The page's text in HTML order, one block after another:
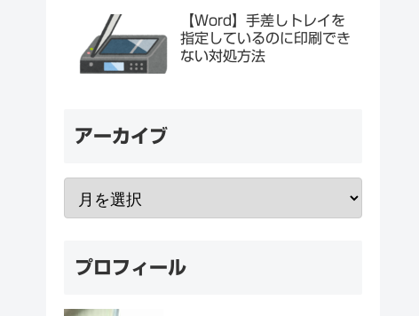
【Word】手差しトレイを
指定しているのに印刷でき
ない対処方法
アーカイブ
プロフィール